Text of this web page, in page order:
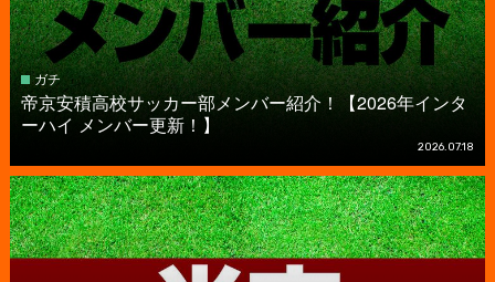
ガチ
帝京安積高校サッカー部メンバー紹介！【2026年インタ
ーハイ メンバー更新！】
2026.07.18